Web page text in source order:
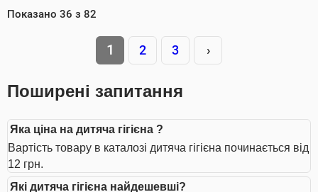
Показано 36 з 82
1 2 3 ›
Поширені запитання
Яка ціна на дитяча гігієна ?
Вартість товару в каталозі дитяча гігієна починається від
12 грн.
Які дитяча гігієна найдешевші?